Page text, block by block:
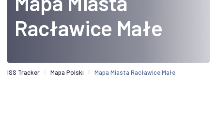
Racławice Małe
ISS Tracker Mapa Polski Mapa Miasta Racławice Małe